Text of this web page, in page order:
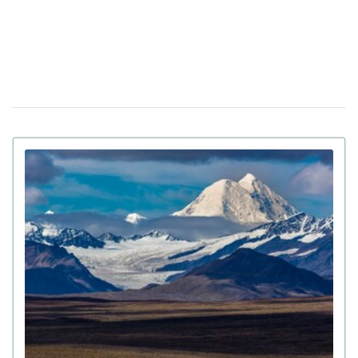
задекларировал работник Бучанского ТЦК
27 марта 17:08 Боролась за право уйти из жизни: в Испании
25-летней девушке провели эвтаназию из-за
депрессии
23 марта 10:14 Мир на грани голода из-за войны в Иране:
коллапс на рынке удобрений
20 марта 17:42 Украинские офицеры шокированы тактикой
союзников США на Ближнем Востоке: детали
Третья мировая уже началась: ее ключевые
признаки приводит почетный профессор
Букингемского университета
Ученые загрузили мозг мухи в компьютер:
как ведет себя цифровая копия насекомого (видео)